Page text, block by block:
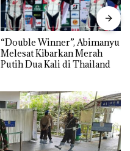
“Double Winner”, Abimanyu
Melesat Kibarkan Merah
Putih Dua Kali di Thailand